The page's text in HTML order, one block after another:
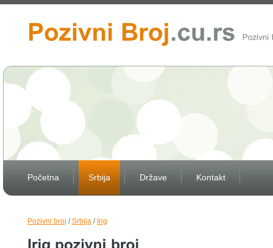
Početna Srbija Države Kontakt
Pozivni broj /Srbija / Irig